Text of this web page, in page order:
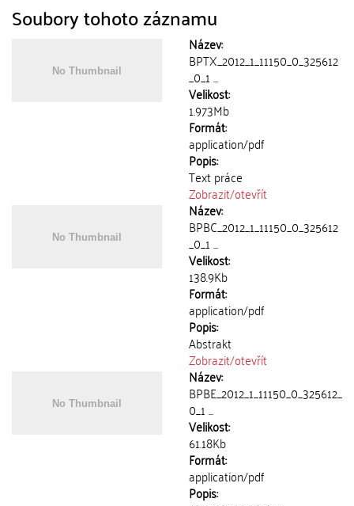
Soubory tohoto záznamu
Název:
BPTX_2012_1_11150_0_325612
_0_1 ...
Velikost:
1.973Mb
Formát:
application/pdf
Popis:
Text práce
Zobrazit/otevřít
Název:
BPBC_2012_1_11150_0_325612
_0_1 ...
Velikost:
138.9Kb
Formát:
application/pdf
Popis:
Abstrakt
Zobrazit/otevřít
Název:
BPBE_2012_1_11150_0_325612_
0_1 ...
Velikost:
61.18Kb
Formát:
application/pdf
Popis: